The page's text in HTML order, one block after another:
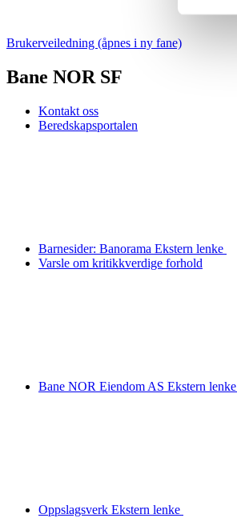
Brukerveiledning (åpnes i ny fane)
Bane NOR SF
Kontakt oss
Beredskapsportalen
Barnesider: Banorama Ekstern lenke
Varsle om kritikkverdige forhold
Bane NOR Eiendom AS Ekstern lenke
Oppslagsverk Ekstern lenke